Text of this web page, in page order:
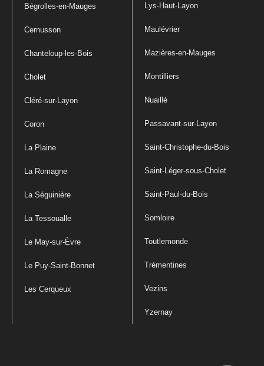
Bégrolles-en-Mauges
Cernusson
Chanteloup-les-Bois
Cholet
Cléré-sur-Layon
Coron
La Plaine
La Romagne
La Séguinière
La Tessoualle
Le May-sur-Èvre
Le Puy-Saint-Bonnet
Les Cerqueux
Lys-Haut-Layon
Maulévrier
Mazières-en-Mauges
Montilliers
Nuaillé
Passavant-sur-Layon
Saint-Christophe-du-Bois
Saint-Léger-sous-Cholet
Saint-Paul-du-Bois
Somloire
Toutlemonde
Trémentines
Vezins
Yzernay